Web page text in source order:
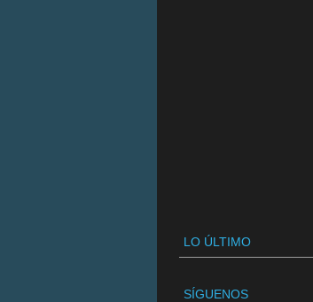
LO ÚLTIMO
SÍGUENOS